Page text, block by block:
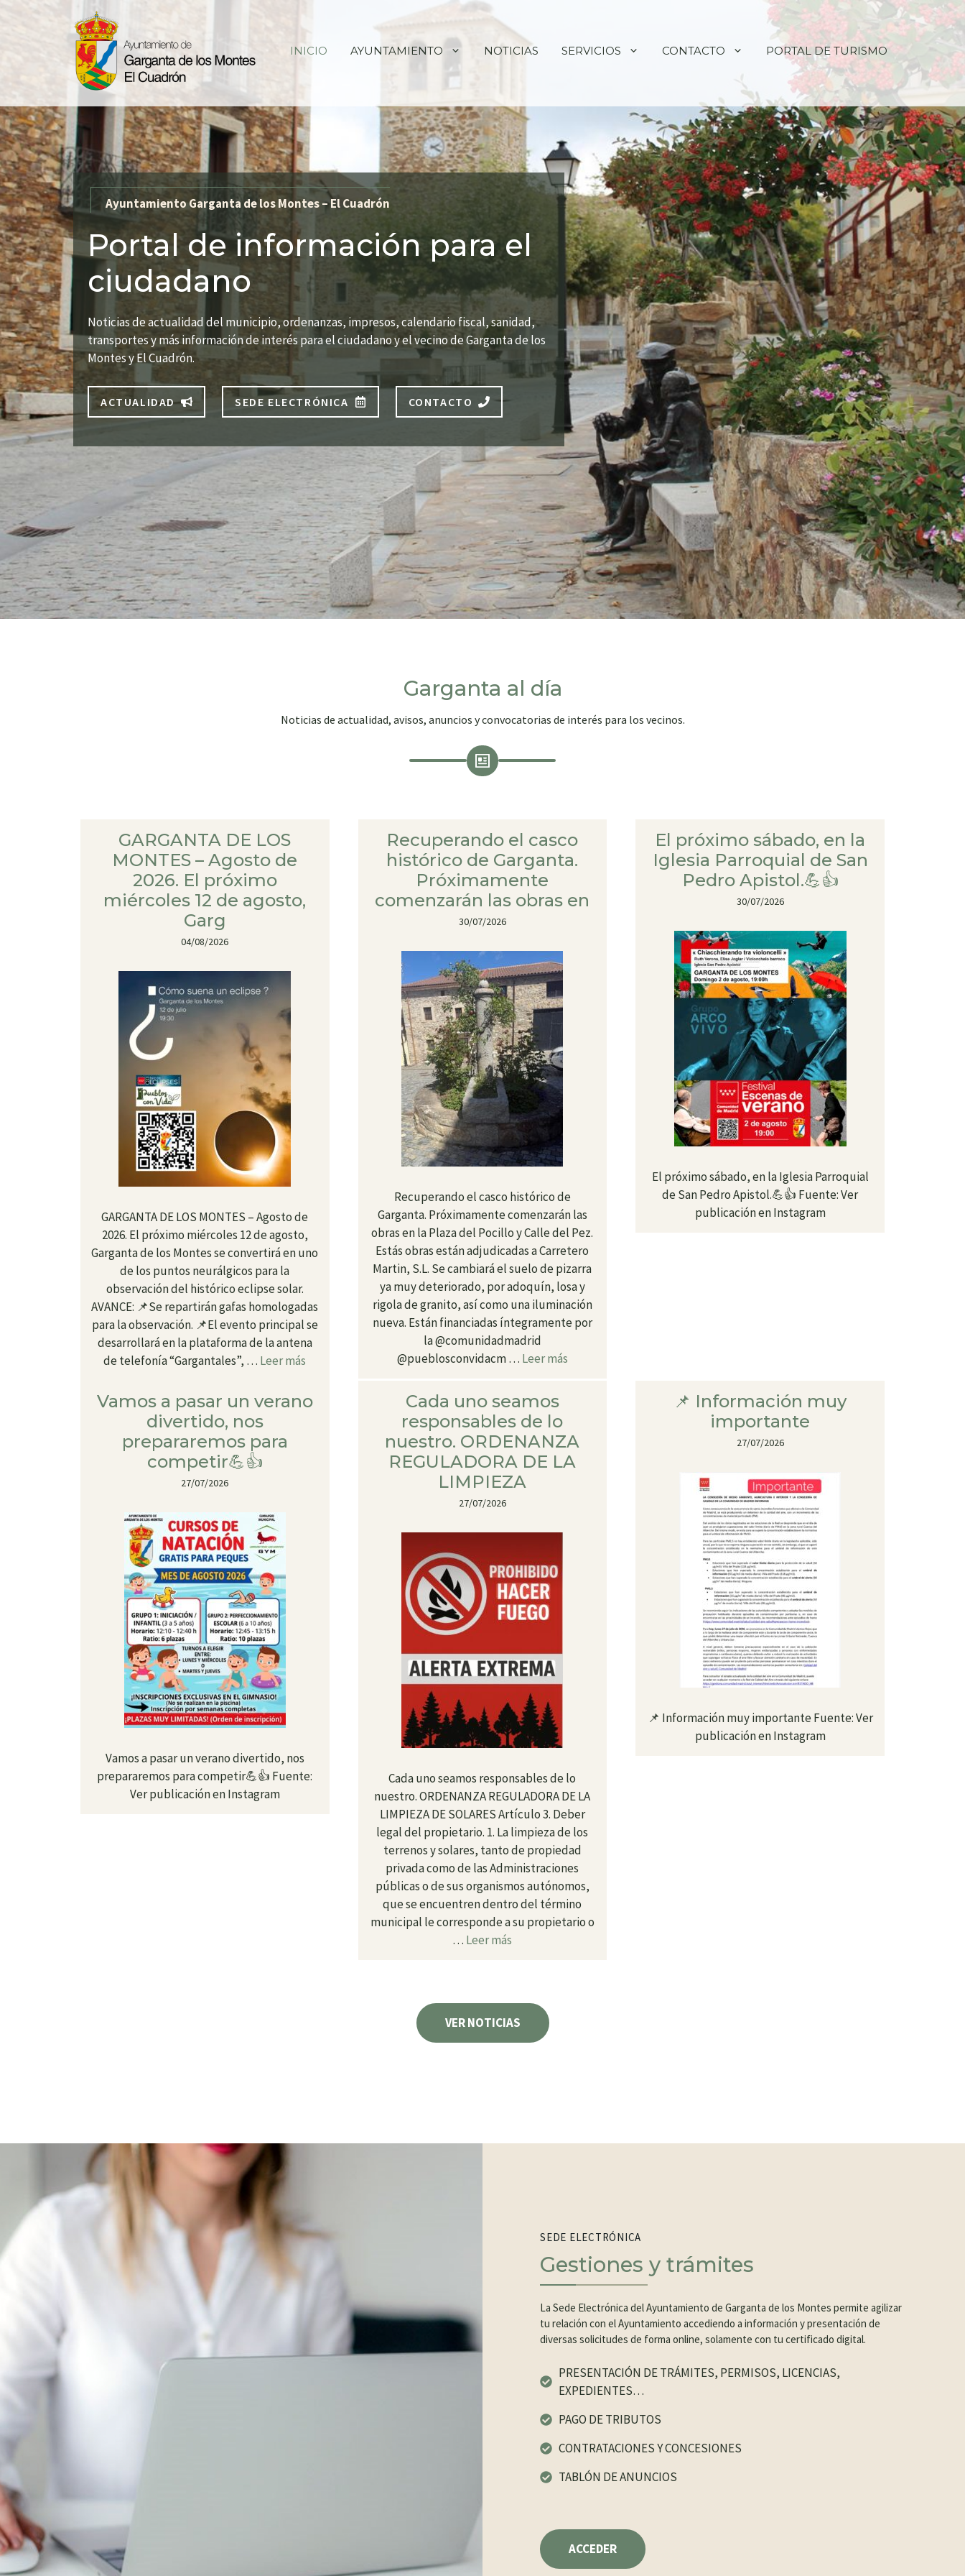
INICIO AYUNTAMIENTO NOTICIAS SERVICIOS CONTACTO PORTAL DE TURISMO
Ayuntamiento Garganta de los Montes – El Cuadrón
Portal de información para el
ciudadano
Noticias de actualidad del municipio, ordenanzas, impresos, calendario fiscal, sanidad,
transportes y más información de interés para el ciudadano y el vecino de Garganta de los
Montes y El Cuadrón.
ACTUALIDAD SEDE ELECTRÓNICA CONTACTO
Garganta al día
Noticias de actualidad, avisos, anuncios y convocatorias de interés para los vecinos.
GARGANTA DE LOS
MONTES – Agosto de
2026. El próximo
miércoles 12 de agosto,
Garg
04/08/2026
GARGANTA DE LOS MONTES – Agosto de
2026. El próximo miércoles 12 de agosto,
Garganta de los Montes se convertirá en uno
de los puntos neurálgicos para la
observación del histórico eclipse solar.
AVANCE: 📌Se repartirán gafas homologadas
para la observación. 📌El evento principal se
desarrollará en la plataforma de la antena
de telefonía “Gargantales”, … Leer más
Recuperando el casco
histórico de Garganta.
Próximamente
comenzarán las obras en
30/07/2026
Recuperando el casco histórico de
Garganta. Próximamente comenzarán las
obras en la Plaza del Pocillo y Calle del Pez.
Estás obras están adjudicadas a Carretero
Martin, S.L. Se cambiará el suelo de pizarra
ya muy deteriorado, por adoquín, losa y
rigola de granito, así como una iluminación
nueva. Están financiadas íntegramente por
la @comunidadmadrid
@pueblosconvidacm … Leer más
El próximo sábado, en la
Iglesia Parroquial de San
Pedro Apistol.💪👍
30/07/2026
El próximo sábado, en la Iglesia Parroquial
de San Pedro Apistol.💪👍 Fuente: Ver
publicación en Instagram
Vamos a pasar un verano
divertido, nos
prepararemos para
competir💪👍
27/07/2026
Vamos a pasar un verano divertido, nos
prepararemos para competir💪👍 Fuente:
Ver publicación en Instagram
Cada uno seamos
responsables de lo
nuestro. ORDENANZA
REGULADORA DE LA
LIMPIEZA
27/07/2026
Cada uno seamos responsables de lo
nuestro. ORDENANZA REGULADORA DE LA
LIMPIEZA DE SOLARES Artículo 3. Deber
legal del propietario. 1. La limpieza de los
terrenos y solares, tanto de propiedad
privada como de las Administraciones
públicas o de sus organismos autónomos,
que se encuentren dentro del término
municipal le corresponde a su propietario o
… Leer más
📌 Información muy
importante
27/07/2026
📌 Información muy importante Fuente: Ver
publicación en Instagram
VER NOTICIAS
SEDE ELECTRÓNICA
Gestiones y trámites
La Sede Electrónica del Ayuntamiento de Garganta de los Montes permite agilizar
tu relación con el Ayuntamiento accediendo a información y presentación de
diversas solicitudes de forma online, solamente con tu certificado digital.
PRESENTACIÓN DE TRÁMITES, PERMISOS, LICENCIAS,
EXPEDIENTES…
PAGO DE TRIBUTOS
CONTRATACIONES Y CONCESIONES
TABLÓN DE ANUNCIOS
ACCEDER